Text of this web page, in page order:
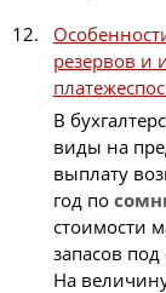
резервов и
В
виды на
выплату
год по
стоимости
запасов
На